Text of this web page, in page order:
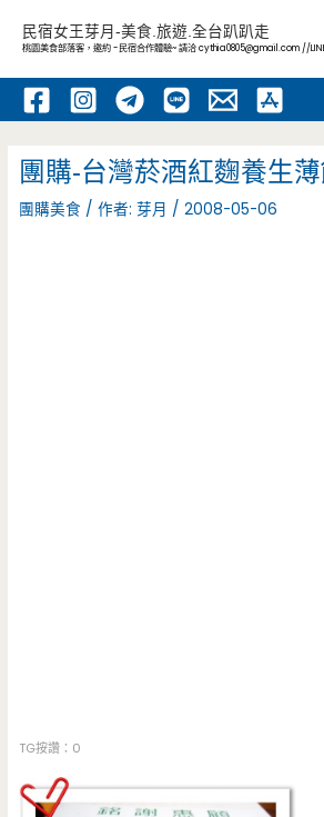
內
民宿女王芽月-美食.旅遊.全台趴趴走
桃園美食部落客，邀約 -民宿合作體驗~ 請洽cythia0805@gmail.com //
團購-台灣菸酒紅麴養生
團購美食 / 作者:芽月 /2008-05-06
TG按讚：0